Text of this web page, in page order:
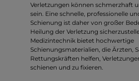
Verletzungen können schmerzhaft
sein. Eine schnelle, professionelle
Schienung ist daher von großer
Heilung der Verletzung
Medizintechnik bietet hochwertige
Schienungsmaterialien, die Ärzten,
Rettungskräften helfen,
schienen und zu fixieren.